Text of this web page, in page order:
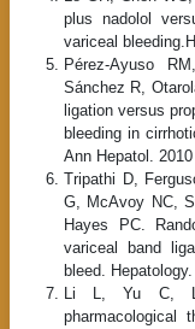
plus nadolol
variceal
Pérez-Ayuso
Sánchez R,
ligation versus
bleeding in
Ann Hepatol.
Tripathi D,
G, McAvoy NC,
Hayes PC.
variceal band
bleed.
Li L, Yu C, Li
pharmacological